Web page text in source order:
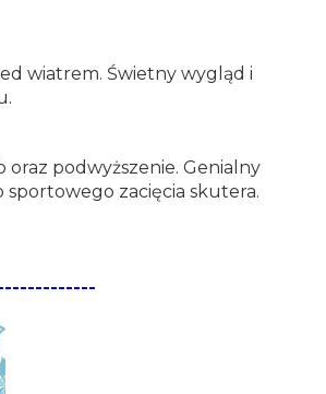
wiatrem. Świetny wygląd i
podwyższenie. Genialny
zacięcia skutera.